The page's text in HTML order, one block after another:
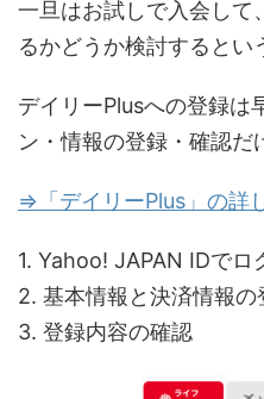
一旦はお試しで入会して
るかどうか検討するとい
デイリーPlusへの登録は
ン・情報の登録・確認だ
⇒「デイリーPlus」の詳
1. Yahoo! JAPAN IDでロ
2. 基本情報と決済情報の
3. 登録内容の確認